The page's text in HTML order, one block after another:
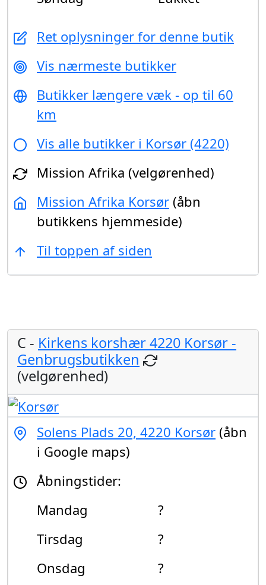
Ret oplysninger for denne butik
Vis nærmeste butikker
Butikker længere væk - op til 60
km
Vis alle butikker i Korsør (4220)
Mission Afrika (velgørenhed)
Mission Afrika Korsør (åbn
butikkens hjemmeside)
Til toppen af siden
C - Kirkens korshær 4220 Korsør -
Genbrugsbutikken
(velgørenhed)
Solens Plads 20, 4220 Korsør (åbn
i Google maps)
Åbningstider:
Mandag
?
Tirsdag
?
Onsdag
?